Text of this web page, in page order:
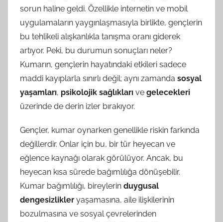
sorun haline geldi. Özellikle internetin ve mobil
uygulamaların yaygınlaşmasıyla birlikte, gençlerin
bu tehlikeli alışkanlıkla tanışma oranı giderek
artıyor. Peki, bu durumun sonuçları neler?
Kumarın, gençlerin hayatındaki etkileri sadece
maddi kayıplarla sınırlı değil; aynı zamanda sosyal
yaşamları, psikolojik sağlıkları ve gelecekleri
üzerinde de derin izler bırakıyor.
Gençler, kumar oynarken genellikle riskin farkında
değillerdir. Onlar için bu, bir tür heyecan ve
eğlence kaynağı olarak görülüyor. Ancak, bu
heyecan kısa sürede bağımlılığa dönüşebilir.
Kumar bağımlılığı, bireylerin duygusal
dengesizlikler yaşamasına, aile ilişkilerinin
bozulmasına ve sosyal çevrelerinden